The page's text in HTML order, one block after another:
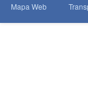
Mapa Web